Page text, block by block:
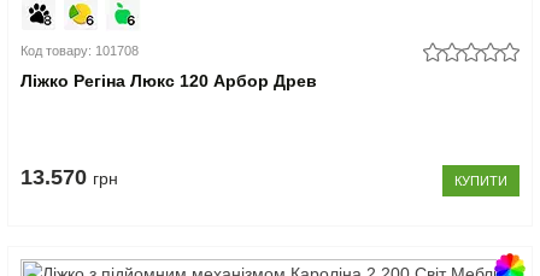
Код товару: 101708
Ліжко Регіна Люкс 120 Арбор Древ
13.570 грн КУПИТИ